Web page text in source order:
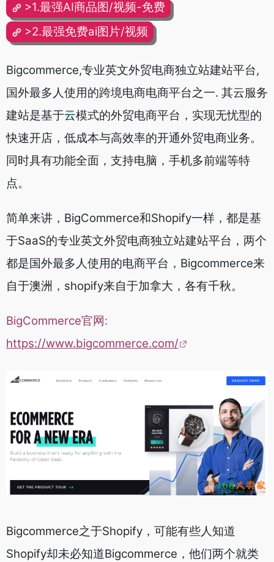
>1.最强AI商品图/视频-免费
>2.最强免费ai图片/视频
Bigcommerce,专业英文外贸电商独立站建站平台,
国外最多人使用的跨境电商电商平台之一. 其云服务
建站是基于云模式的外贸电商平台，实现无忧型的
快速开店，低成本与高效率的开通外贸电商业务。
同时具有功能全面，支持电脑，手机多前端等特
点。
简单来讲，BigCommerce和Shopify一样，都是基
于SaaS的专业英文外贸电商独立站建站平台，两个
都是国外最多人使用的电商平台，Bigcommerce来
自于澳洲，shopify来自于加拿大，各有千秋。
BigCommerce官网:
https://www.bigcommerce.com/
Bigcommerce之于Shopify，可能有些人知道
Shopify却未必知道Bigcommerce，他们两个就类